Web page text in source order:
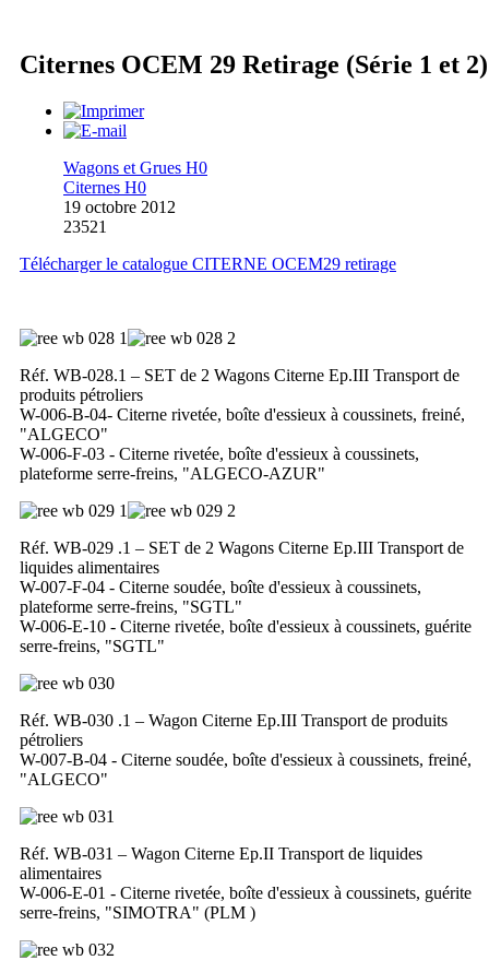
Citernes OCEM 29 Retirage (Série 1 et 2)
Wagons et Grues H0
Citernes H0
19 octobre 2012
23521
Télécharger le catalogue CITERNE OCEM29 retirage
Réf. WB-028.1 – SET de 2 Wagons Citerne Ep.III Transport de
produits pétroliers
W-006-B-04- Citerne rivetée, boîte d'essieux à coussinets, freiné,
"ALGECO"
W-006-F-03 - Citerne rivetée, boîte d'essieux à coussinets,
plateforme serre-freins, "ALGECO-AZUR"
Réf. WB-029 .1 – SET de 2 Wagons Citerne Ep.III Transport de
liquides alimentaires
W-007-F-04 - Citerne soudée, boîte d'essieux à coussinets,
plateforme serre-freins, "SGTL"
W-006-E-10 - Citerne rivetée, boîte d'essieux à coussinets, guérite
serre-freins, "SGTL"
Réf. WB-030 .1 – Wagon Citerne Ep.III Transport de produits
pétroliers
W-007-B-04 - Citerne soudée, boîte d'essieux à coussinets, freiné,
"ALGECO"
Réf. WB-031 – Wagon Citerne Ep.II Transport de liquides
alimentaires
W-006-E-01 - Citerne rivetée, boîte d'essieux à coussinets, guérite
serre-freins, "SIMOTRA" (PLM )